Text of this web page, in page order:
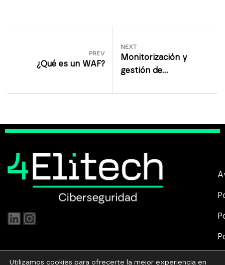
PREV
¿Qué es un WAF?
NEXT
Monitorización y
gestión de
Utilizamos cookies para ofrecerte la mejor experiencia en